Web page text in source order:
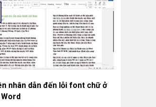
nhân dẫn đến lỗi font chữ ở